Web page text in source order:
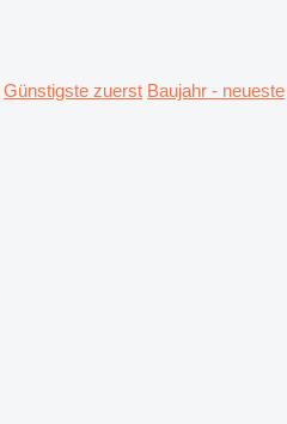
Günstigste zuerst Baujahr - neueste